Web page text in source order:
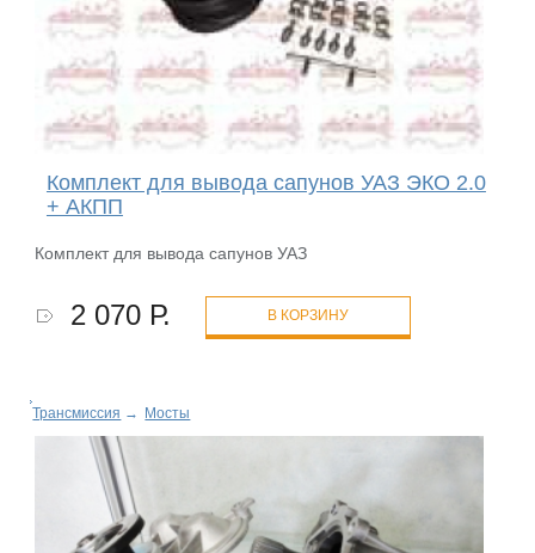
Комплект для вывода сапунов УАЗ ЭКО 2.0
+ АКПП
Комплект для вывода сапунов УАЗ
2 070 Р. В КОРЗИНУ
Трансмиссия → Мосты